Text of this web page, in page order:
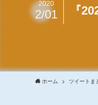
『
2020
2/01
ホーム ツイートま